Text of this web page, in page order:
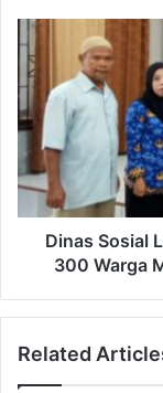
Dinas Sosial
300 Warga
Related